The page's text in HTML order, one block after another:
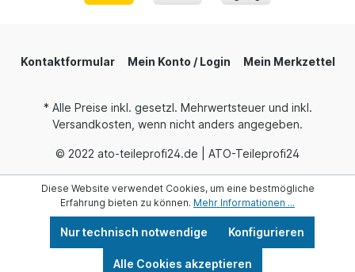
Kontaktformular Mein Konto / Login Mein Merkzettel
* Alle Preise inkl. gesetzl. Mehrwertsteuer und inkl.
Versandkosten, wenn nicht anders angegeben.
© 2022 ato-teileprofi24.de | ATO-Teileprofi24
Diese Website verwendet Cookies, um eine bestmögliche
Erfahrung bieten zu können. Mehr Informationen ...
Nur technisch notwendige Konfigurieren
Alle Cookies akzeptieren